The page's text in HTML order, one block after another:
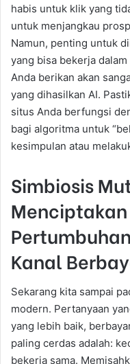
habis untuk klik yang
untuk menjangkau
Namun, penting untuk
yang bisa bekerja
Anda berikan akan
yang dihasilkan AI.
situs Anda berfungsi
bagi algoritma untuk
kesimpulan atau
Simbiosis
Kanal
Sekarang kita sampai
modern. Pertanyaan
yang lebih baik,
paling cerdas adalah:
bekerja sama.